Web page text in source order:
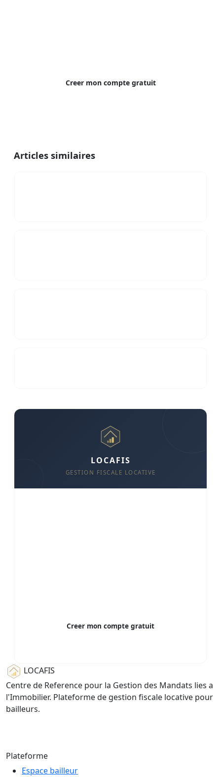
Creer mon compte gratuit
Articles similaires
LOCAFIS
GESTION FISCALE LOCATIVE
Creer mon compte gratuit
LOCAFIS
Centre de Reference pour la Gestion des Mandats lies a
l'Immobilier. Plateforme de gestion fiscale locative pour
bailleurs.
Plateforme
Espace bailleur